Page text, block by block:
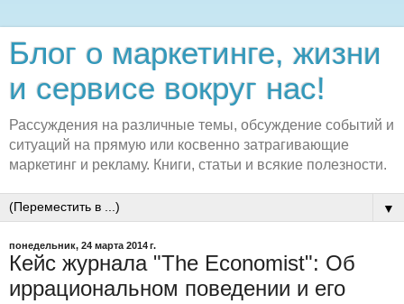
Блог о маркетинге, жизни
и сервисе вокруг нас!
Рассуждения на различные темы, обсуждение событий и
ситуаций на прямую или косвенно затрагивающие
маркетинг и рекламу. Книги, статьи и всякие полезности.
▼
понедельник, 24 марта 2014 г.
Кейс журнала "The Economist": Об
иррациональном поведении и его